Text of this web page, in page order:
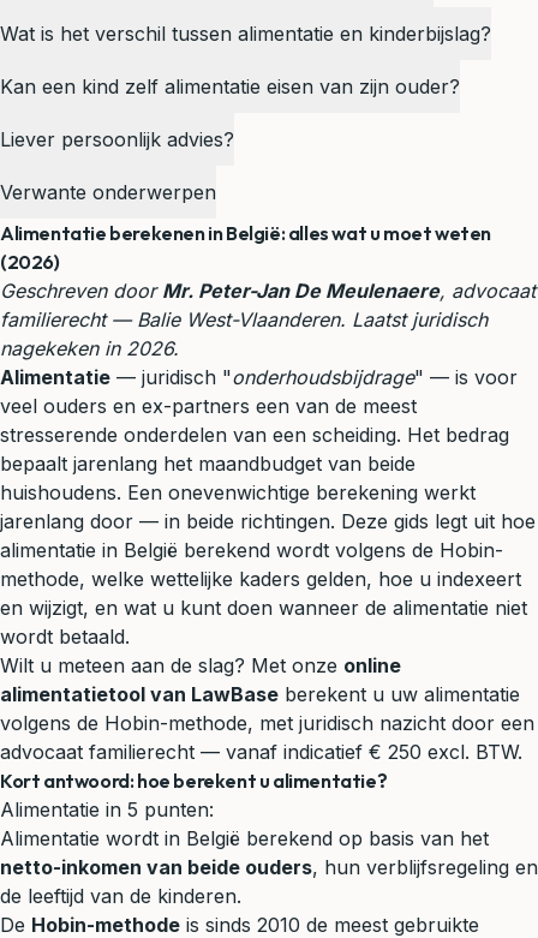
Wat is het verschil tussen alimentatie en kinderbijslag?
Kan een kind zelf alimentatie eisen van zijn ouder?
Liever persoonlijk advies?
Verwante onderwerpen
Alimentatie berekenen in België: alles wat u moet weten
(2026)
Geschreven door Mr. Peter-Jan De Meulenaere, advocaat
familierecht— Balie West-Vlaanderen. Laatst juridisch
nagekeken in 2026.
Alimentatie — juridisch "onderhoudsbijdrage" — is voor
veel ouders en ex-partners een van de meest
stresserende onderdelen van een scheiding. Het bedrag
bepaalt jarenlang het maandbudget van beide
huishoudens. Een onevenwichtige berekening werkt
jarenlang door — in beide richtingen. Deze gids legt uit hoe
alimentatie in België berekend wordt volgens de Hobin-
methode, welke wettelijke kaders gelden, hoe u indexeert
en wijzigt, en wat u kunt doen wanneer de alimentatie niet
wordt betaald.
Wilt u meteen aan de slag? Met onze online
alimentatietool van LawBase berekent u uw alimentatie
volgens de Hobin-methode, met juridisch nazicht door een
advocaat familierecht — vanaf indicatief € 250 excl. BTW.
Kort antwoord: hoe berekent u alimentatie?
Alimentatie in 5 punten:
Alimentatie wordt in België berekend op basis van het
netto-inkomen van beide ouders, hun verblijfsregeling en
de leeftijd van de kinderen.
De Hobin-methode is sinds 2010 de meest gebruikte